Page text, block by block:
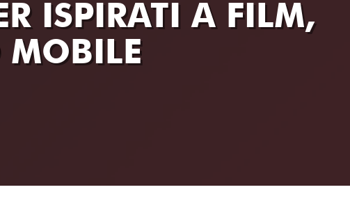
ISPIRATI A FILM,
MOBILE